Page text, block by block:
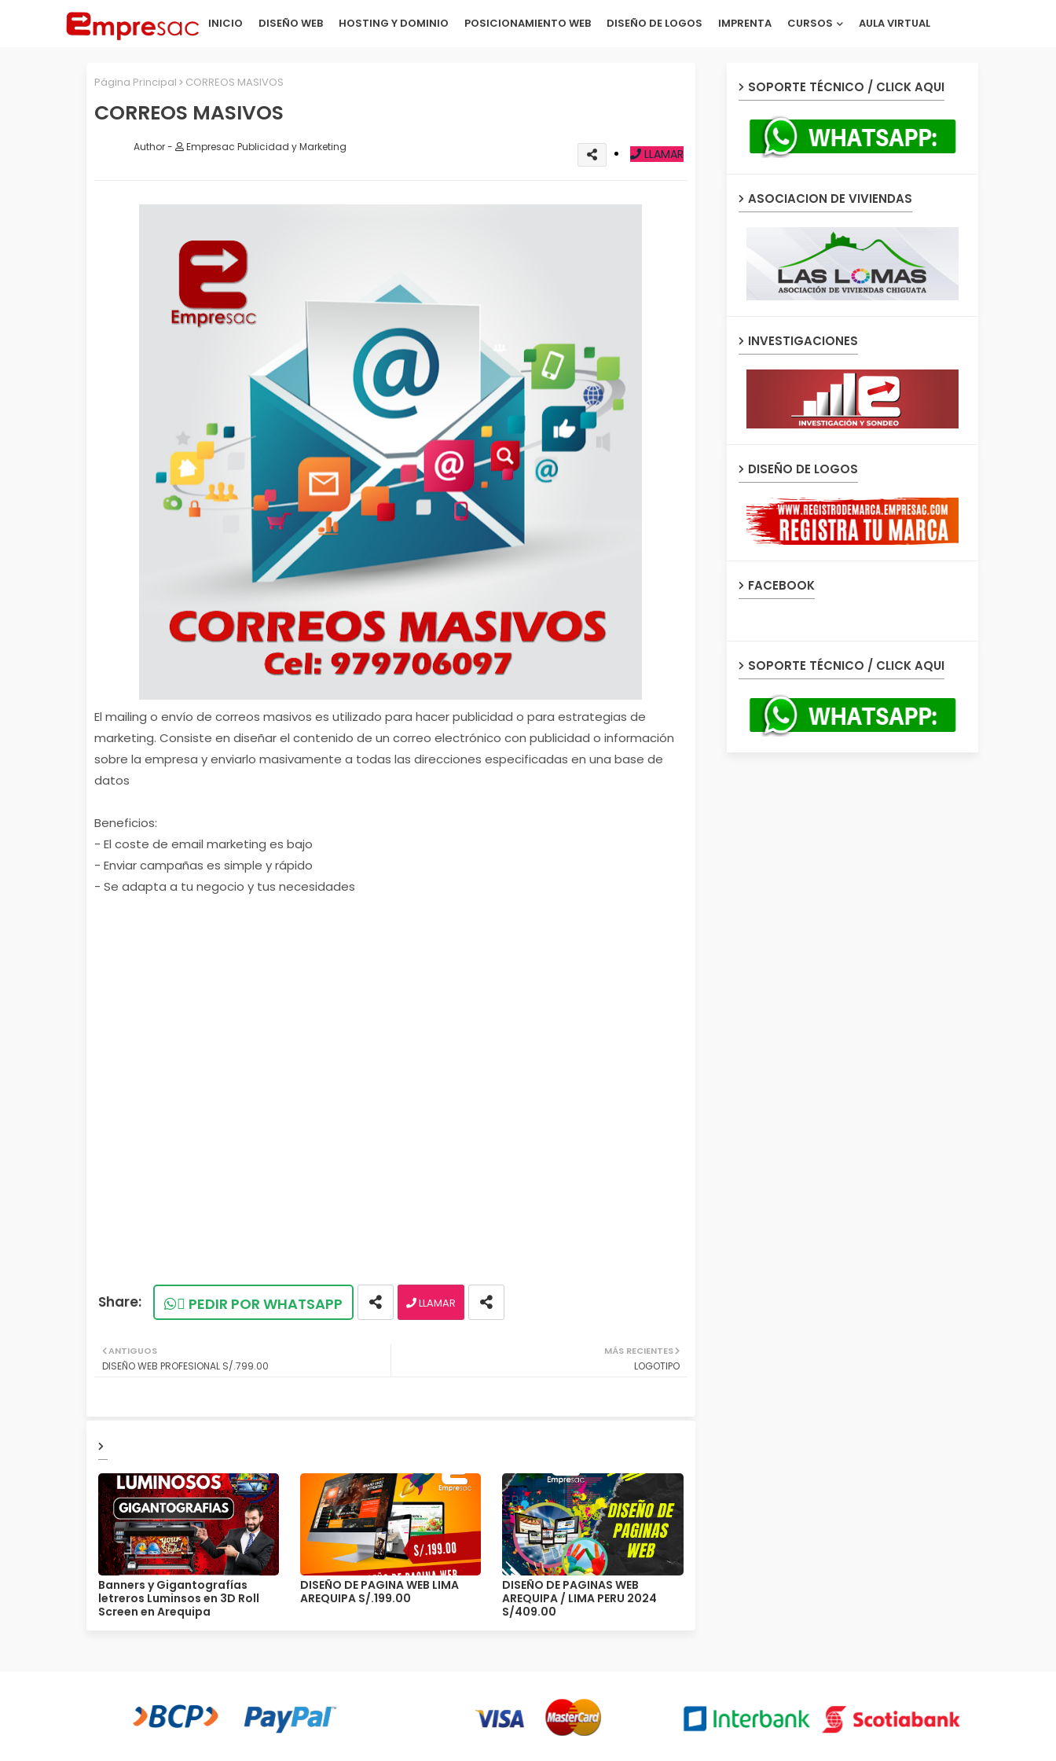
INICIO DISEÑO WEB HOSTING Y DOMINIO POSICIONAMIENTO WEB DISEÑO DE LOGOS IMPRENTA CURSOS AULA VIRTUAL
Página Principal CORREOS MASIVOS
CORREOS MASIVOS
Empresac Publicidad y Marketing LLAMAR
El mailing o envío de correos masivos es utilizado para hacer publicidad o para estrategias de
marketing. Consiste en diseñar el contenido de un correo electrónico con publicidad o información
sobre la empresa y enviarlo masivamente a todas las direcciones especificadas en una base de
datos
Beneficios:
- El coste de email marketing es bajo
- Enviar campañas es simple y rápido
- Se adapta a tu negocio y tus necesidades
PEDIR POR WHATSAPP LLAMAR
MÁS RECIENTES
LOGOTIPO
ANTIGUOS
DISEÑO WEB PROFESIONAL S/.799.00
Banners y Gigantografías
letreros Luminsos en 3D Roll
Screen en Arequipa
DISEÑO DE PAGINA WEB LIMA
AREQUIPA S/.199.00
DISEÑO DE PAGINAS WEB
AREQUIPA / LIMA PERU 2024
S/409.00
SOPORTE TÉCNICO / CLICK AQUI
ASOCIACION DE VIVIENDAS
INVESTIGACIONES
DISEÑO DE LOGOS
FACEBOOK
SOPORTE TÉCNICO / CLICK AQUI